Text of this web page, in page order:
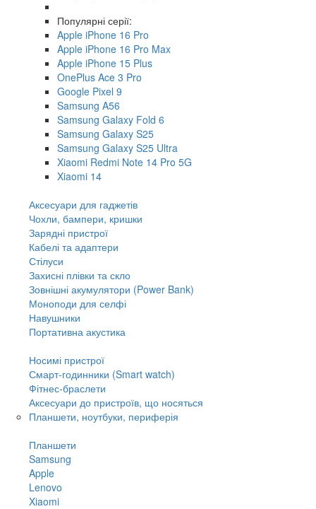
Популярні серії:
Apple iPhone 16 Pro
Apple iPhone 16 Pro Max
Apple iPhone 15 Plus
OnePlus Ace 3 Pro
Google Pixel 9
Samsung A56
Samsung Galaxy Fold 6
Samsung Galaxy S25
Samsung Galaxy S25 Ultra
Xiaomi Redmi Note 14 Pro 5G
Xiaomi 14
Аксесуари для гаджетів
Чохли, бампери, кришки
Зарядні пристрої
Кабелі та адаптери
Стілуси
Захисні плівки та скло
Зовнішні акумулятори (Power Bank)
Моноподи для селфі
Навушники
Портативна акустика
Носимі пристрої
Смарт-годинники (Smart watch)
Фітнес-браслети
Аксесуари до пристроїв, що носяться
Планшети, ноутбуки, периферія
Планшети
Samsung
Apple
Lenovo
Xiaomi